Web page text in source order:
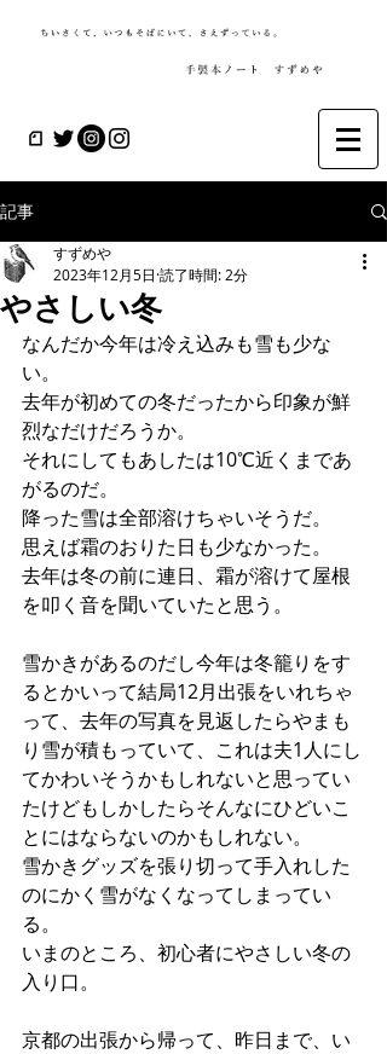
記事
やさしい冬
すずめや
2023年12月5日 読了時間: 2分
なんだか今年は冷え込みも雪も少な
い。
去年が初めての冬だったから印象が鮮
烈なだけだろうか。
それにしてもあしたは10℃近くまであ
がるのだ。
降った雪は全部溶けちゃいそうだ。
思えば霜のおりた日も少なかった。
去年は冬の前に連日、霜が溶けて屋根
を叩く音を聞いていたと思う。
雪かきがあるのだし今年は冬籠りをす
るとかいって結局12月出張をいれちゃ
って、去年の写真を見返したらやまも
り雪が積もっていて、これは夫1人にし
てかわいそうかもしれないと思ってい
たけどもしかしたらそんなにひどいこ
とにはならないのかもしれない。
雪かきグッズを張り切って手入れした
のにかく雪がなくなってしまってい
る。
いまのところ、初心者にやさしい冬の
入り口。
京都の出張から帰って、昨日まで、い